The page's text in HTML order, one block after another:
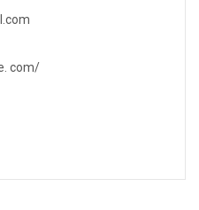
com/